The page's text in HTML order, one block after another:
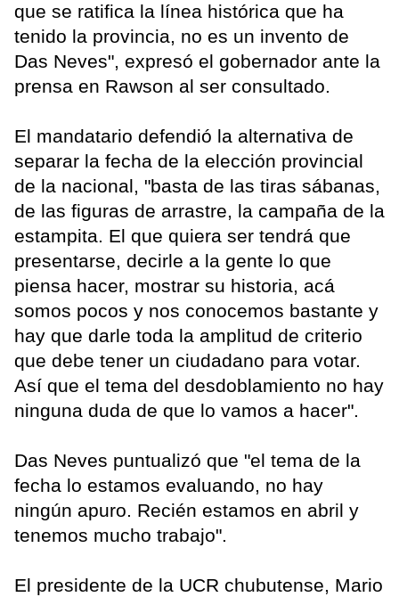
que se ratifica la línea histórica que ha
tenido la provincia, no es un invento de
Das Neves", expresó el gobernador ante la
prensa en Rawson al ser consultado.
El mandatario defendió la alternativa de
separar la fecha de la elección provincial
de la nacional, "basta de las tiras sábanas,
de las figuras de arrastre, la campaña de la
estampita. El que quiera ser tendrá que
presentarse, decirle a la gente lo que
piensa hacer, mostrar su historia, acá
somos pocos y nos conocemos bastante y
hay que darle toda la amplitud de criterio
que debe tener un ciudadano para votar.
Así que el tema del desdoblamiento no hay
ninguna duda de que lo vamos a hacer".
Das Neves puntualizó que "el tema de la
fecha lo estamos evaluando, no hay
ningún apuro. Recién estamos en abril y
tenemos mucho trabajo".
El presidente de la UCR chubutense, Mario